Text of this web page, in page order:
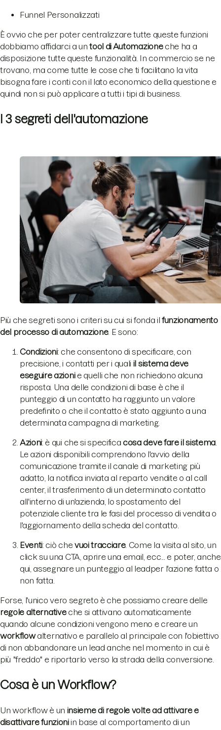
Funnel Personalizzati
È ovvio che per poter centralizzare tutte queste funzioni
dobbiamo affidarci a untool di Automazioneche ha a
disposizione tutte queste funzionalità. In commercio se ne
trovano, ma come tutte le cose che ti facilitano la vita
bisogna fare i conti con il lato economico della questione e
quindi non si può applicare a tutti i tipi di business.
I 3 segreti dell'automazione
Più che segreti sono i criteri su cui si fonda il funzionamento
del processo di automazione. E sono:
Condizioni: che consentono di specificare, con
precisione, i contatti per i quali il sistema deve
eseguire azionie quelli che non richiedono alcuna
risposta. Una delle condizioni di base è che il
punteggio di un contatto ha raggiunto un valore
predefinito o che il contatto è stato aggiunto a una
determinata campagna di marketing.
Azioni: è qui che si specifica cosa deve fare il sistema
Le azioni disponibili comprendono l'avvio della
comunicazione tramite il canale di marketing più
adatto, la notifica inviata al reparto vendite o al call
center, il trasferimento di un determinato contatto
all'interno di un'azienda, lo spostamento del
potenziale cliente tra le fasi del processo di vendita o
l'aggiornamento della scheda del contatto.
Eventi: ciò che vuoi tracciare. Come la visita al sito, un
click su una CTA, aprire una email, ecc... e poter, anche
qui, assegnare un punteggio al leadper l'azione fatta o
non fatta.
Forse, l'unico vero segreto è che possiamo creare delle
regole alternativeche si attivano automaticamente
quando alcune condizioni vengono meno e creare un
workflowalternativo e parallelo al principale con l'obiettivo
di non abbandonare un lead anche nel momento in cui è
più "freddo" e riportarlo verso la strada della conversione.
Cosa è un Workflow?
Un workflow è un insieme di regole volte ad attivare e
disattivare funzioniin base al comportamento di un